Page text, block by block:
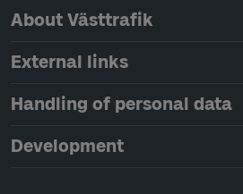
Page footer navigation
About Västtrafik
External links
Handling of personal data
Development